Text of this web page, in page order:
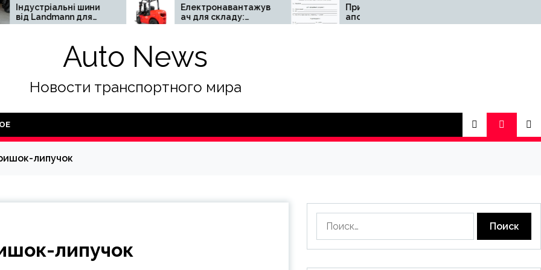
шини
для
Електронавантажув
ач для складу:
переваги та
Причины заказать
апостиль у
специалистов
обладнання для
Auto News
Новости транспортного мира
липучок
липучок